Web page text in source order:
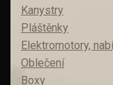
Kanystry
Pláštěnky
Elektromotory,
Oblečení
Boxy